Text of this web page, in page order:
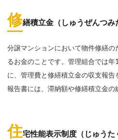
修繕積立金（しゅうぜんつみ
分譲マンションにおいて物件修繕
るお金のことです。管理組合では
に、管理費と修繕積立金の収支報
報告書には、滞納額や修繕積立金の
住宅性能表示制度（じゅう